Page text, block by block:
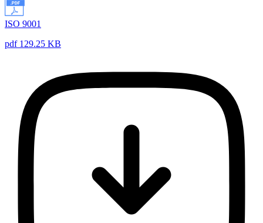
ISO 9001
pdf 129.25 KB